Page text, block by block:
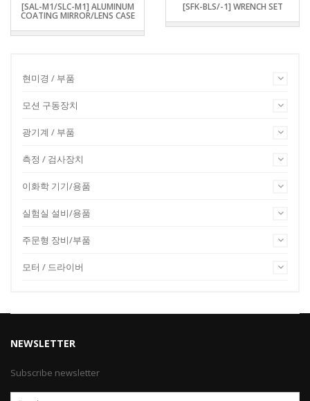
[SAL-M1/SLC-M1] ALUMINUM
COATING MIRROR/LENS CASE
[SFK-BLS/-1] WRENCH SET
현미경 / 부품
모션 구동장치
광기계 / 부품
측정 / 검사장치
이화학 기기/용품
실험실 설비/용품
주문형 장비/부품
모터 / 드라이버
NEWSLETTER
Subscribe newsletter